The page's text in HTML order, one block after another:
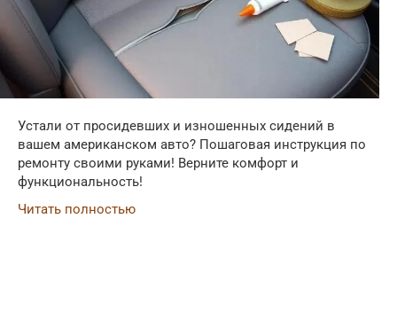
Устали от просидевших и изношенных сидений в
вашем американском авто? Пошаговая инструкция по
ремонту своими руками! Верните комфорт и
функциональность!
Читать полностью